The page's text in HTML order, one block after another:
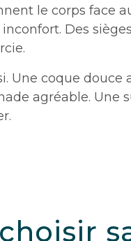
le corps face
Des
Une coque douce
agréable. Une